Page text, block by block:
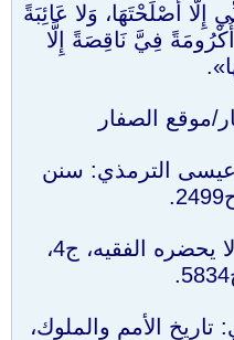
أَصْلَحْتَهَا، وَلا عَائِبَةً
أُكْرُومَةً فِيَّ نَاقِصَةً إِلَّا
موقع الصفار
الترمذي: سنن
[2] الشيخ الصدوق: من لا يحضره الفقيه، ج4،
الأمم والملوك،